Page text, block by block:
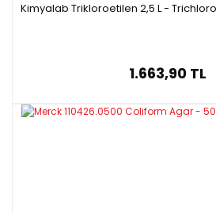
Kimyalab Trikloroetilen 2,5 L -
1.663,90 TL